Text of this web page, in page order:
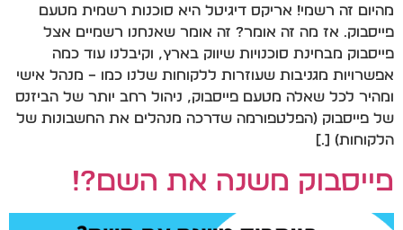
מהיום זה רשמי! אריקס דיגיטל היא סוכנות רשמית מטעם
פייסבוק. אז מה זה אומר? זה אומר שאנחנו רשמיים אצל
פייסבוק מבחינת סוכנויות שיווק בארץ, וקיבלנו עוד כמה
אפשרויות מגניבות שעוזרות ללקוחות שלנו כמו – מנהל אישי
ומהיר לכל שאלה מטעם פייסבוק, ניהול רחב יותר של הביזנס
של פייסבוק (הפלטפורמה שדרכה מנהלים את החשבונות של
הלקוחות) […]
פייסבוק משנה את השם?!